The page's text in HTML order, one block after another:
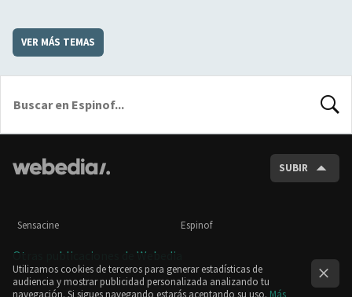
VER MÁS TEMAS
SUBIR
Sensacine Espinof
Otras publicaciones de Webedia
Utilizamos cookies de terceros para generar estadísticas de
audiencia y mostrar publicidad personalizada analizando tu
navegación. Si sigues navegando estarás aceptando su uso. Más